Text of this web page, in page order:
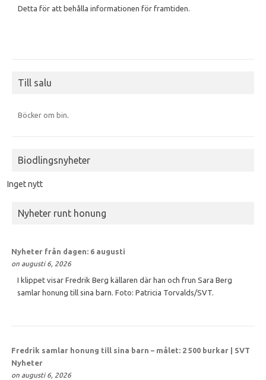
Detta för att behålla informationen för framtiden.
Till salu
Böcker om bin.
Biodlingsnyheter
Inget nytt
Nyheter runt honung
Nyheter från dagen: 6 augusti
on augusti 6, 2026
I klippet visar Fredrik Berg källaren där han och frun Sara Berg
samlar honung till sina barn. Foto: Patricia Torvalds/SVT.
Fredrik samlar honung till sina barn – målet: 2 500 burkar | SVT
Nyheter
on augusti 6, 2026